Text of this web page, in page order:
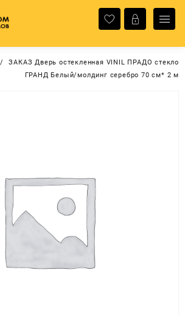
ЗАКАЗ Дверь остекленная VINIL ПРАДО стекло
ГРАНД Белый/молдинг серебро 70 см* 2 м